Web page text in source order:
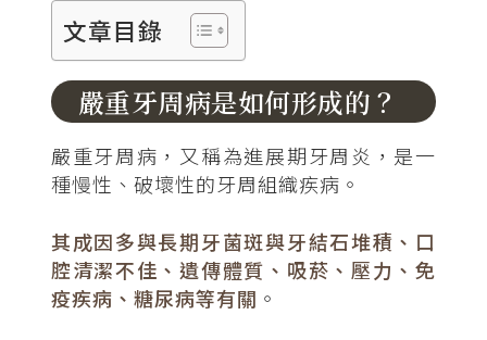
文章目錄
嚴重牙周病是如何形成的？
嚴重牙周病，又稱為進展期牙周炎，是一
種慢性、破壞性的牙周組織疾病。
其成因多與長期牙菌斑與牙結石堆積、口
腔清潔不佳、遺傳體質、吸菸、壓力、免
疫疾病、糖尿病等有關 。